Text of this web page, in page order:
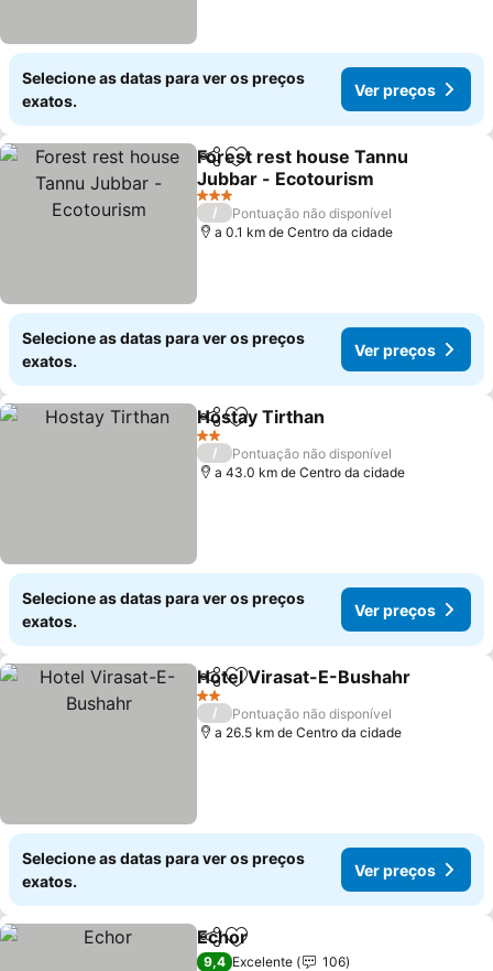
Selecione as datas para ver os preços
exatos.
Ver preços
PartilharAdicionar aos favoritos
Forest rest house Tannu
Jubbar - Ecotourism
3 Estrelas
/
Pontuação não disponível
a 0.1 km de Centro da cidade
Selecione as datas para ver os preços
exatos.
Ver preços
PartilharAdicionar aos favoritos
Hostay Tirthan
2 Estrelas
/
Pontuação não disponível
a 43.0 km de Centro da cidade
Selecione as datas para ver os preços
exatos.
Ver preços
PartilharAdicionar aos favoritos
Hotel Virasat-E-Bushahr
2 Estrelas
/
Pontuação não disponível
a 26.5 km de Centro da cidade
Selecione as datas para ver os preços
exatos.
Ver preços
PartilharAdicionar aos favoritos
Echor
9,4 Excelente
106